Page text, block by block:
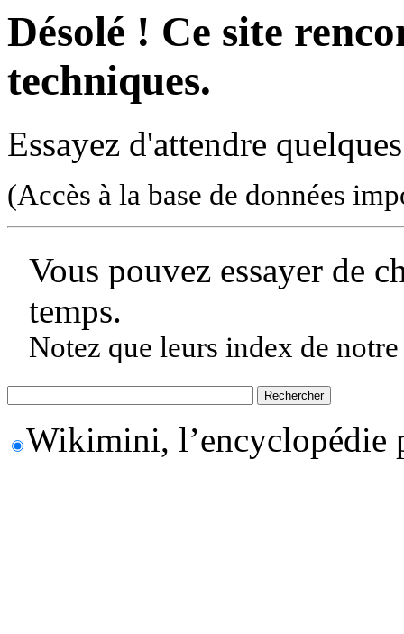
Désolé ! Ce site
techniques.
Essayez d'attendre
(Accès à la base de données
Vous pouvez essayer de
temps.
Notez que leurs index de
Wikimini, l’encyclopédie